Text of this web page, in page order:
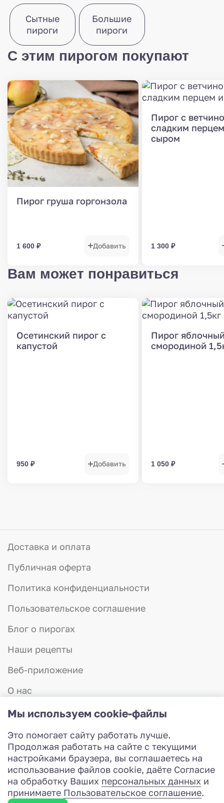
Сытные
пироги
Большие
пироги
С этим пирогом покупают
Пирог груша горгонзола
1 600 ₽ Добавить
Пирог с
сладким
сыром
1 300 ₽
Вам может понравиться
Осетинский пирог с
капустой
950 ₽ Добавить
Пирог
смородиной
1 050 ₽
© 2026 Красная шапочка - доставка пирогов
Доставка и оплата
Публичная оферта
Политика конфиденциальности
Пользовательское соглашение
Блог о пирогах
Наши рецепты
Веб-приложение
О нас
Отзывы
Контакты
8 (831) 423-57-75
Работаем с 8:00 до 20:00
Разработка сайта
Мы используем cookie-файлы
Это помогает сайту работать лучше.
Продолжая работать на сайте с текущими
настройками браузера, вы соглашаетесь на
использование файлов cookie, даёте Согласие
на обработку Ваших персональных данных и
принимаете Пользовательское соглашение.